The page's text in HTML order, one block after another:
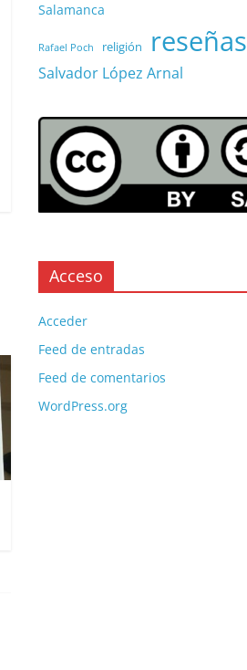
Salamanca
Rafael Poch religión reseñas
Salvador López Arnal
Acceso
Acceder
Feed de entradas
Feed de comentarios
WordPress.org